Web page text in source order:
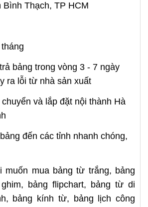
Bình Thạch, TP HCM
bảng trong vòng 3 - 7 ngày
ra lỗi từ nhà sản xuất
và lắp đặt nội thành Hà
đến các tỉnh nhanh chóng,
muốn mua bảng từ trắng, bảng
bảng flipchart, bảng từ di
bảng kính từ, bảng lịch công